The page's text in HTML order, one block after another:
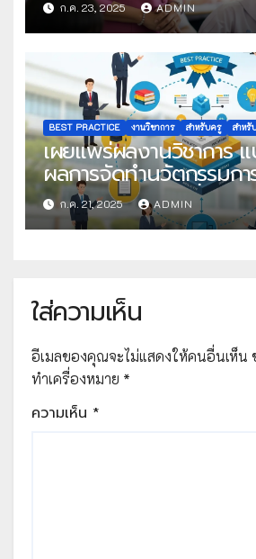
ครั้งที่ 22
ก.ค. 23, 2025 ADMIN
BEST PRACTICE งานวิชาการ สำหรับครู สำหรั
เผยแพร่ผลงานวิชาการ
ผลการจัดทำนวัตกรรมก
คัดเลือกวิธีปฏิบัติที่เป็นเ
ก.ค. 21, 2025 ADMIN
ใส่ความเห็น
อีเมลของคุณจะไม่แสดงให้คนอื่นเห็น
ทำเครื่องหมาย *
ความเห็น *